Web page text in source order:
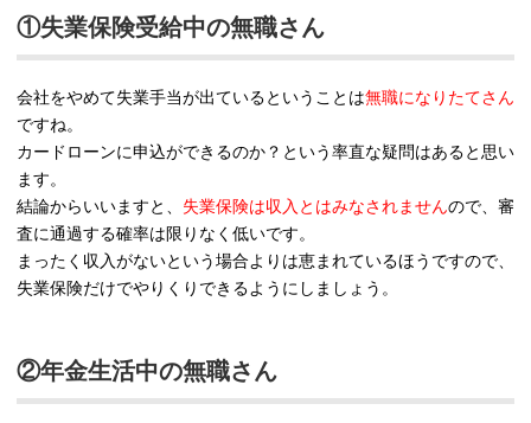
①失業保険受給中の無職さん
会社をやめて失業手当が出ているということは無職になりたてさん
ですね。
カードローンに申込ができるのか？という率直な疑問はあると思い
ます。
結論からいいますと、 失業保険は収入とはみなされませんので、審
査に通過する確率は限りなく低いです。
まったく収入がないという場合よりは恵まれているほうですので、
失業保険だけでやりくりできるようにしましょう。
②年金生活中の無職さん